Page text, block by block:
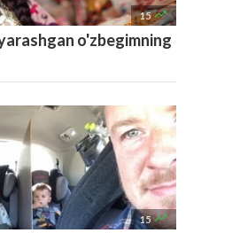
15 
o'zbegimning
15 